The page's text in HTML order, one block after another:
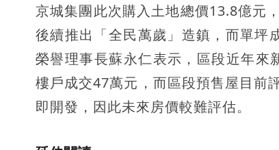
京城集團此次購入土地總價13.8億元
後續推出「全民萬歲」造鎮，而單坪
榮譽理事長蘇永仁表示，區段近年來
樓戶成交47萬元，而區段預售屋目前
即開發，因此未來房價較難評估。